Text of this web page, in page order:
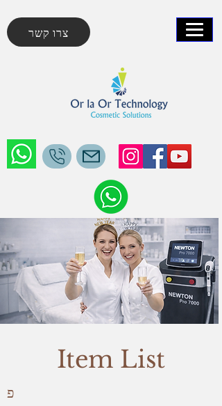
צרו קשר
Item List
פ